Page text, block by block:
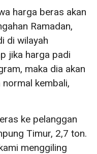
harga beras akan
Ramadan,
di wilayah
jika harga padi
maka dia akan
kembali,
ke pelanggan
Timur, 2,7 ton.
menggiling